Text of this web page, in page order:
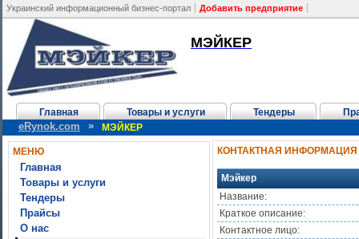
Украинский информационный бизнес-портал Добавить предприятие
МЭЙКЕР
Главная Товары и услуги Тендеры
eRynok.com » МЭЙКЕР
МЕНЮ
Главная
Товары и услуги
Тендеры
Прайсы
О нас
КОНТАКТНАЯ ИНФОРМАЦИЯ
Мэйкер
Название:
Краткое описание:
Контактное лицо: